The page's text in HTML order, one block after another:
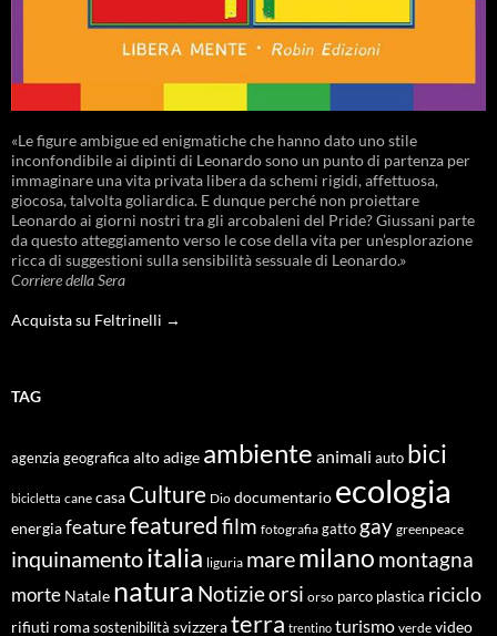
«Le figure ambigue ed enigmatiche che hanno dato uno stile
inconfondibile ai dipinti di Leonardo sono un punto di partenza per
immaginare una vita privata libera da schemi rigidi, affettuosa,
giocosa, talvolta goliardica. E dunque perché non proiettare
Leonardo ai giorni nostri tra gli arcobaleni del Pride? Giussani parte
da questo atteggiamento verso le cose della vita per un’esplorazione
ricca di suggestioni sulla sensibilità sessuale di Leonardo.»
Corriere della Sera
Acquista su Feltrinelli →
TAG
agenzia geografica alto adige ambiente animali auto bici
bicicletta cane casa Culture Dio documentario ecologia
energiafeaturefeaturedfilm fotografia gatto gay greenpeace
inquinamentoitalia liguria maremilano montagna
morte Natale natura Notizieorsi orso parco plastica riciclo
rifiuti roma sostenibilità svizzeraterra trentino turismo verde video